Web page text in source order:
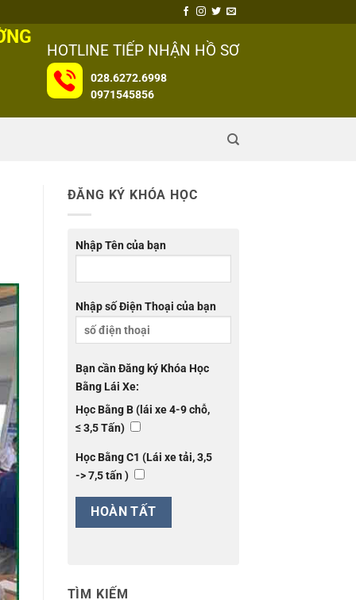
HOTLINE TIẾP NHẬN HỒ SƠ
028.6272.6998
0971545856
ĐĂNG KÝ KHÓA HỌC
Nhập Tên của bạn
Nhập số Điện Thoại của bạn
Bạn cần Đăng ký Khóa Học
Bằng Lái Xe:
Học Bằng B (lái xe 4-9 chỗ,
≤ 3,5 Tấn)
Học Bằng C1 (Lái xe tải, 3,5
-> 7,5 tấn )
TÌM KIẾM